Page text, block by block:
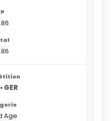
GER
Age